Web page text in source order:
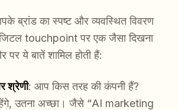
ब्रांड का स्पष्ट और व्यवस्थित विवरण
touchpoint पर एक जैसा दिखना
पर ये बातें शामिल होती हैं:
श्रेणी: आप किस तरह की कंपनी हैं?
उतना अच्छा। जैसे “AI marketing